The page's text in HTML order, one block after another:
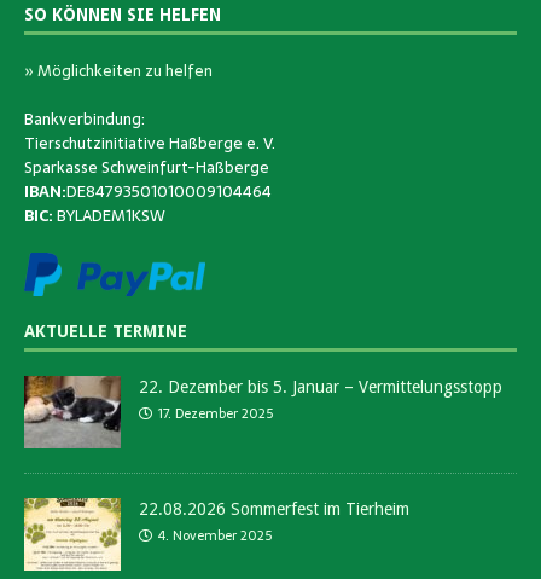
SO KÖNNEN SIE HELFEN
» Möglichkeiten zu helfen
Bankverbindung:
Tierschutzinitiative Haßberge e. V.
Sparkasse Schweinfurt-Haßberge
IBAN:DE84793501010009104464
BIC:BYLADEM1KSW
AKTUELLE TERMINE
22. Dezember bis 5. Januar – Vermittelungsstopp
17. Dezember 2025
22.08.2026 Sommerfest im Tierheim
4. November 2025